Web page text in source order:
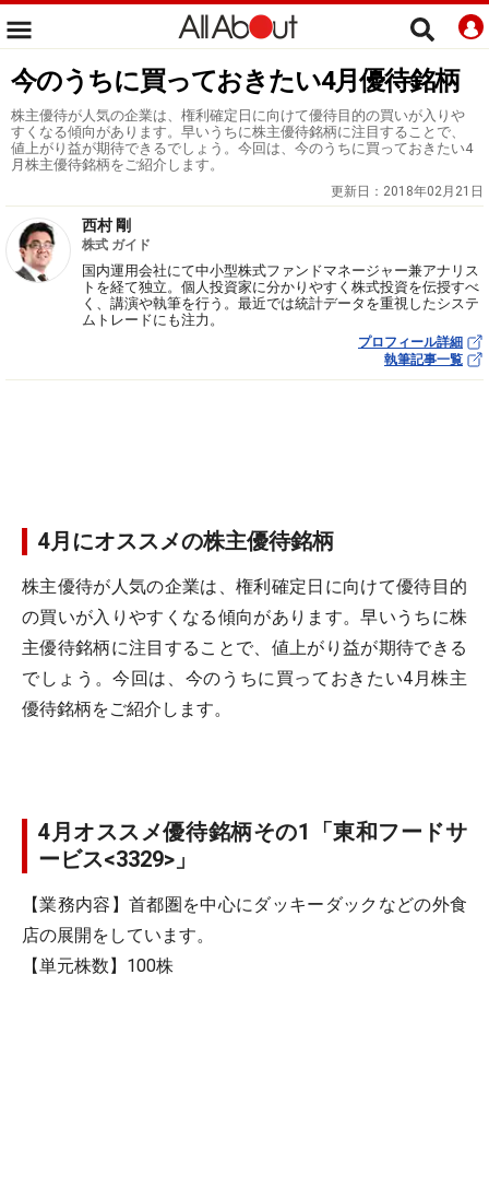
今のうちに買っておきたい4月優待銘柄
株主優待が人気の企業は、権利確定日に向けて優待目的の買いが入りや
すくなる傾向があります。早いうちに株主優待銘柄に注目することで、
値上がり益が期待できるでしょう。今回は、今のうちに買っておきたい4
月株主優待銘柄をご紹介します。
更新日： 2018年02月21日
西村 剛
株式 ガイド
国内運用会社にて中小型株式ファンドマネージャー兼アナリス
トを経て独立。個人投資家に分かりやすく株式投資を伝授すべ
く、講演や執筆を行う。最近では統計データを重視したシステ
ムトレードにも注力。
プロフィール詳細
執筆記事一覧
4月にオススメの株主優待銘柄
株主優待が人気の企業は、権利確定日に向けて優待目的
の買いが入りやすくなる傾向があります。早いうちに株
主優待銘柄に注目することで、値上がり益が期待できる
でしょう。今回は、今のうちに買っておきたい4月株主
優待銘柄をご紹介します。
4月オススメ優待銘柄その1「東和フードサ
ービス<3329>」
【業務内容】首都圏を中心にダッキーダックなどの外食
店の展開をしています。
【単元株数】100株